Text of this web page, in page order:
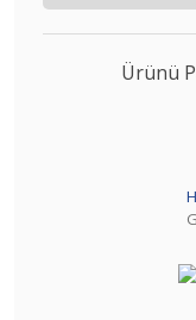
Ürünü